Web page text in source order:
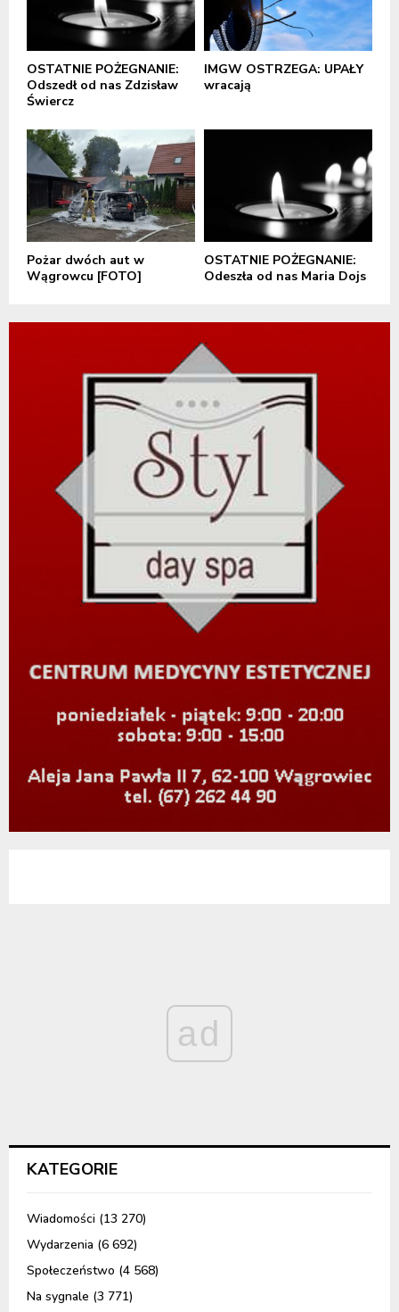
OSTATNIE POŻEGNANIE:
Odszedł od nas Zdzisław
Świercz
IMGW OSTRZEGA: UPAŁY
wracają
Pożar dwóch aut w
Wągrowcu [FOTO]
OSTATNIE POŻEGNANIE:
Odeszła od nas Maria Dojs
ad
KATEGORIE
Wiadomości (13 270)
Wydarzenia (6 692)
Społeczeństwo (4 568)
Na sygnale (3 771)